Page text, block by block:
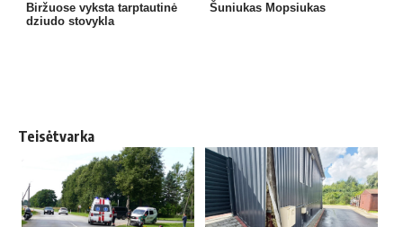
Biržuose vyksta tarptautinė
dziudo stovykla
Šuniukas Mopsiukas
Teisėtvarka